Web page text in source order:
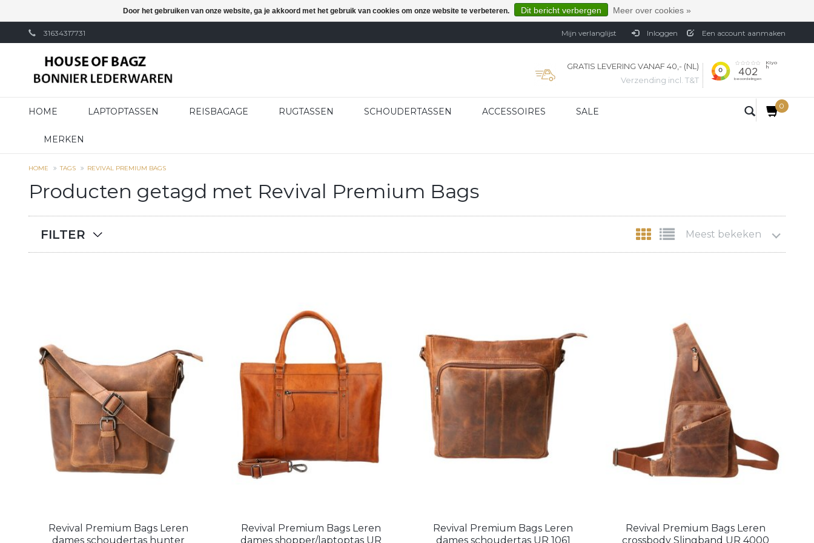
31634317731 Mijn verlanglijst Inloggen Een account aanmaken
GRATIS LEVERING VANAF 40,- (NL)
Verzending incl. T&T
HOME LAPTOPTASSEN REISBAGAGE RUGTASSEN SCHOUDERTASSEN ACCESSOIRES SALE
MERKEN
0
HOME TAGS REVIVAL PREMIUM BAGS
Producten getagd met Revival Premium Bags
FILTER Meest bekeken
Revival Premium Bags Leren
dames schoudertas hunter
Revival Premium Bags Leren
dames shopper/laptoptas UR
Revival Premium Bags Leren
dames schoudertas UR 1061
Revival Premium Bags Leren
crossbody Slingband UR 4000
Door het gebruiken van onze website, ga je akkoord met het gebruik van cookies om onze website te verbeteren. Dit bericht verbergen Meer over cookies »